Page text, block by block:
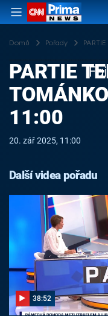
Domů Pořady
PARTIE
11:00
20. zář 2025, 11:00
Další videa pořadu
38:52